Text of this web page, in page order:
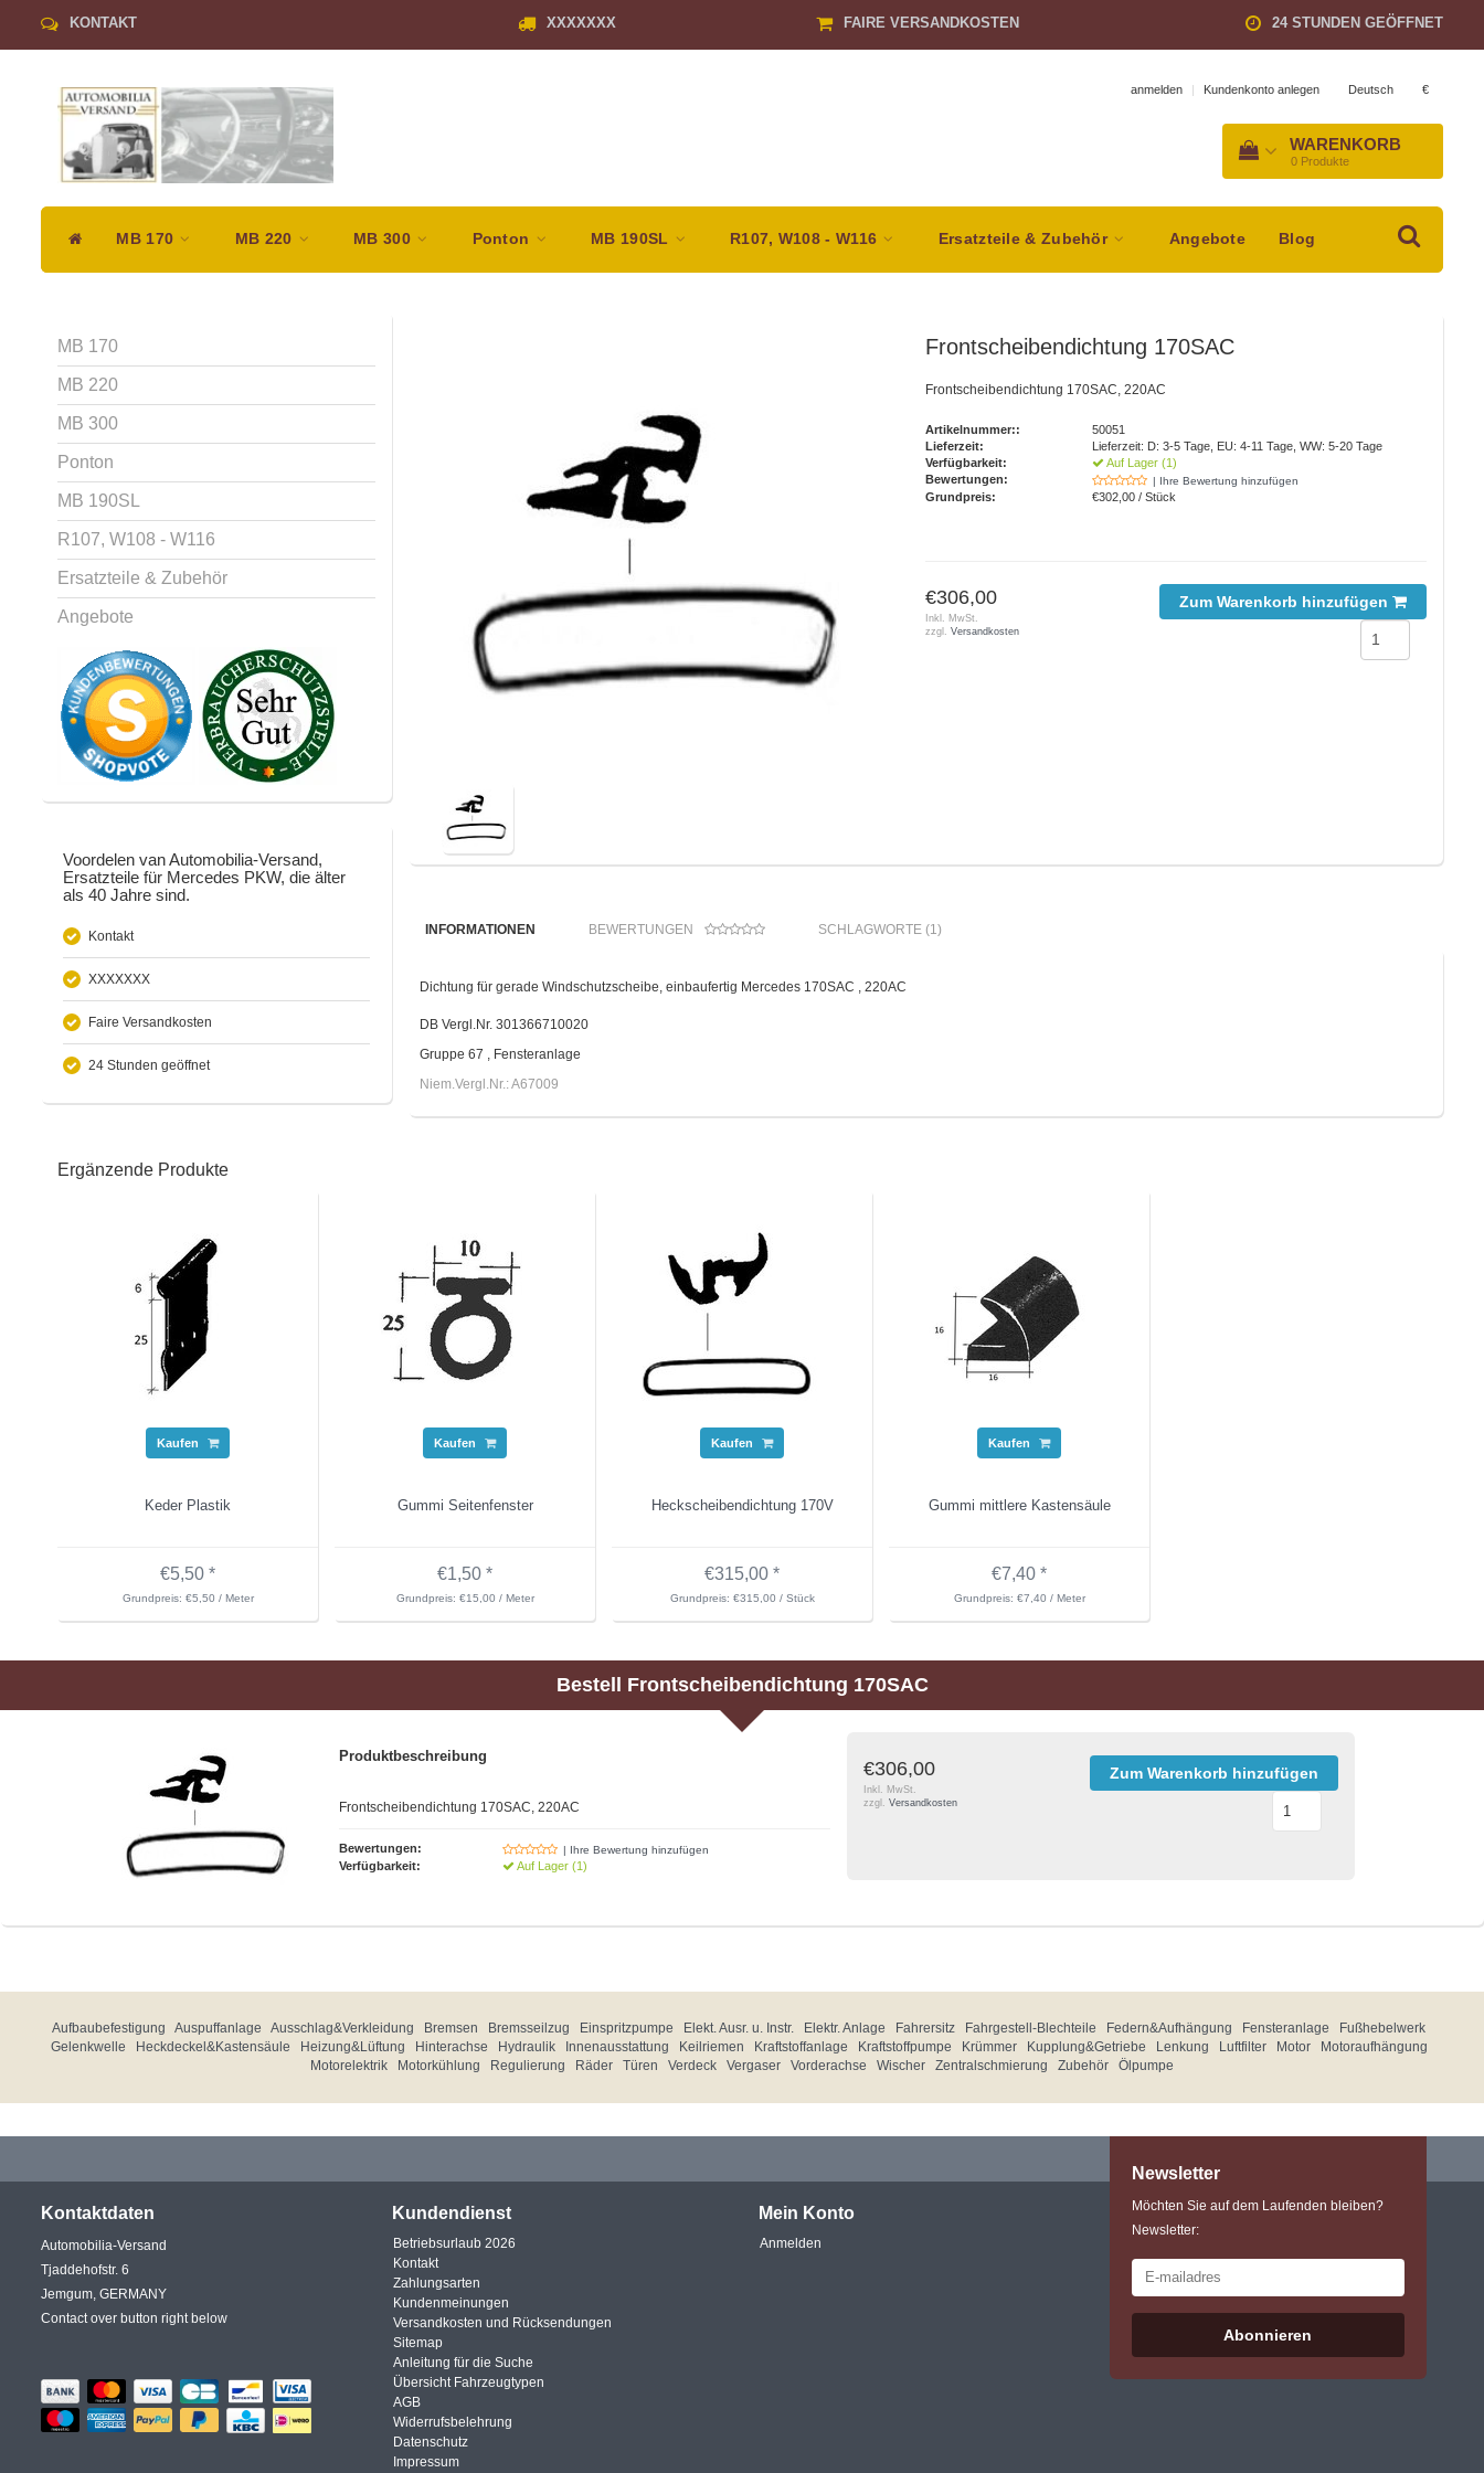
KONTAKT XXXXXXX FAIRE VERSANDKOSTEN 24 STUNDEN GEÖFFNET
anmelden | Kundenkonto anlegen Deutsch €
WARENKORB
0 Produkte
MB 170 MB 220 MB 300 Ponton MB 190SL R107, W108 - W116 Ersatzteile & Zubehör Angebote Blog
MB 170
MB 220
MB 300
Ponton
MB 190SL
R107, W108 - W116
Ersatzteile & Zubehör
Angebote
Voordelen van Automobilia-Versand,
Ersatzteile für Mercedes PKW, die älter
als 40 Jahre sind.
Kontakt
XXXXXXX
Faire Versandkosten
24 Stunden geöffnet
Frontscheibendichtung 170SAC
Frontscheibendichtung 170SAC, 220AC
Artikelnummer::
50051
Lieferzeit:
Lieferzeit: D: 3-5 Tage, EU: 4-11 Tage, WW: 5-20 Tage
Verfügbarkeit:
Auf Lager (1)
Bewertungen:
| Ihre Bewertung hinzufügen
Grundpreis: €302,00 / Stück
€306,00
Inkl. MwSt.
zzgl.Versandkosten
Zum Warenkorb hinzufügen
INFORMATIONEN BEWERTUNGEN SCHLAGWORTE (1)
Dichtung für gerade Windschutzscheibe, einbaufertig Mercedes 170SAC , 220AC
DB Vergl.Nr. 301366710020
Gruppe 67 , Fensteranlage
Niem.Vergl.Nr.: A67009
Ergänzende Produkte
Kaufen
Keder Plastik
€5,50 *
Grundpreis: €5,50 / Meter
Kaufen
Gummi Seitenfenster
€1,50 *
Grundpreis: €15,00 / Meter
Kaufen
Heckscheibendichtung 170V
€315,00 *
Grundpreis: €315,00 / Stück
Kaufen
Gummi mittlere Kastensäule
€7,40 *
Grundpreis: €7,40 / Meter
Bestell Frontscheibendichtung 170SAC
Produktbeschreibung
Frontscheibendichtung 170SAC, 220AC
Bewertungen: | Ihre Bewertung hinzufügen
Verfügbarkeit: Auf Lager (1)
€306,00
Inkl. MwSt.
zzgl. Versandkosten
Zum Warenkorb hinzufügen
Aufbaubefestigung Auspuffanlage Ausschlag&Verkleidung Bremsen Bremsseilzug Einspritzpumpe Elekt. Ausr. u. Instr. Elektr. Anlage Fahrersitz Fahrgestell-Blechteile Federn&Aufhängung Fensteranlage
Fußhebelwerk
Gelenkwelle
Heckdeckel&Kastensäule Heizung&Lüftung Hinterachse Hydraulik Innenausstattung Keilriemen Kraftstoffanlage Kraftstoffpumpe Krümmer Kupplung&Getriebe Lenkung Luftfilter Motor
Motoraufhängung
Motorelektrik
Motorkühlung Regulierung Räder Türen Verdeck Vergaser Vorderachse Wischer Zentralschmierung Zubehör Ölpumpe
Kontaktdaten
Automobilia-Versand
Tjaddehofstr. 6
Jemgum, GERMANY
Contact over button right below
Kundendienst
Betriebsurlaub 2026
Kontakt
Zahlungsarten
Kundenmeinungen
Versandkosten und Rücksendungen
Sitemap
Anleitung für die Suche
Übersicht Fahrzeugtypen
AGB
Widerrufsbelehrung
Datenschutz
Impressum
Mein Konto
Anmelden
Newsletter
Möchten Sie auf dem Laufenden bleiben?
Newsletter:
Abonnieren